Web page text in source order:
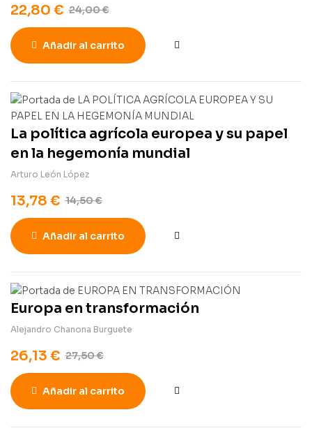
24,00€
22,80 €
Añadir al carrito
La política agrícola europea y su papel
en la hegemonía mundial
Arturo León López
14,50€
13,78 €
Añadir al carrito
Europa en transformación
Alejandro Chanona Burguete
27,50€
26,13 €
Añadir al carrito